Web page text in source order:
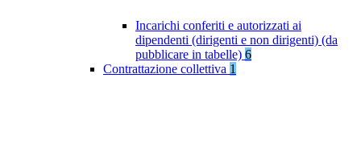
Incarichi conferiti e autorizzati ai
dipendenti (dirigenti e non dirigenti) (da
pubblicare in tabelle) 6
Contrattazione collettiva 1